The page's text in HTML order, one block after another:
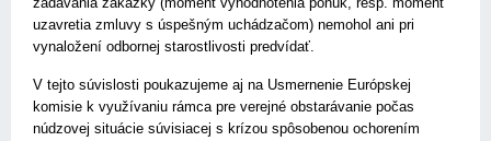
uzavretia zmluvy s úspešným uchádzačom) nemohol ani pri
vynaložení odbornej starostlivosti predvídať.
V tejto súvislosti poukazujeme aj na Usmernenie Európskej
komisie k využívaniu rámca pre verejné obstarávanie počas
núdzovej situácie súvisiacej s krízou spôsobenou ochorením